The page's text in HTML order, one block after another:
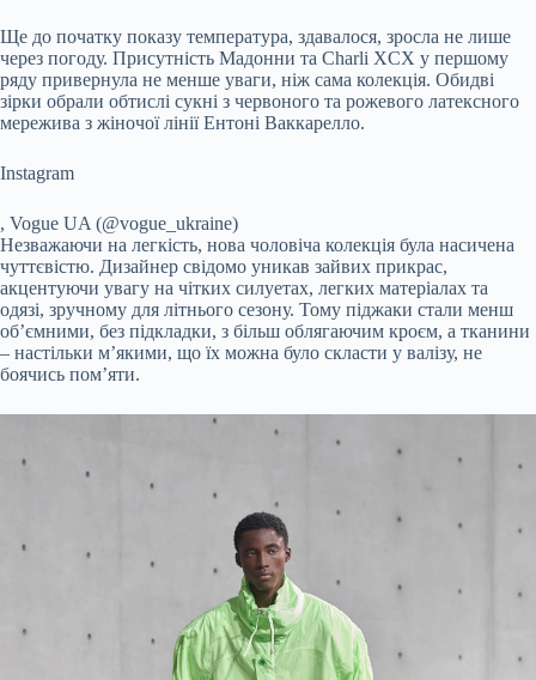
Ще до початку показу температура, здавалося, зросла не лише
через погоду. Присутність Мадонни та Charli XCX у першому
ряду привернула не менше уваги, ніж сама колекція. Обидві
зірки обрали обтислі сукні з червоного та рожевого латексного
мережива з жіночої лінії Ентоні Ваккарелло.
Instagram
, Vogue UA (@vogue_ukraine)
Незважаючи на легкість, нова чоловіча колекція була насичена
чуттєвістю. Дизайнер свідомо уникав зайвих прикрас,
акцентуючи увагу на чітких силуетах, легких матеріалах та
одязі, зручному для літнього сезону. Тому піджаки стали менш
об’ємними, без підкладки, з більш облягаючим кроєм, а тканини
– настільки м’якими, що їх можна було скласти у валізу, не
боячись пом’яти.